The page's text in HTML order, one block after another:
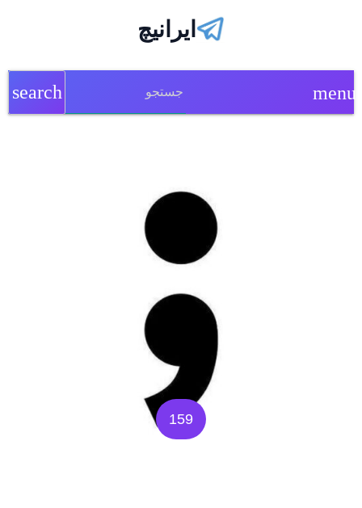
ایرانیچ
menu
search
159